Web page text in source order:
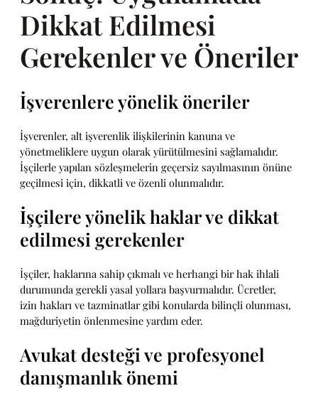
Dikkat Edilmesi
Gerekenler ve Öneriler
İşverenlere yönelik öneriler
İşverenler, alt işverenlik ilişkilerinin kanuna ve
yönetmeliklere uygun olarak yürütülmesini sağlamalıdır.
İşçilerle yapılan sözleşmelerin geçersiz sayılmasının önüne
geçilmesi için, dikkatli ve özenli olunmalıdır.
İşçilere yönelik haklar ve dikkat
edilmesi gerekenler
İşçiler, haklarına sahip çıkmalı ve herhangi bir hak ihlali
durumunda gerekli yasal yollara başvurmalıdır. Ücretler,
izin hakları ve tazminatlar gibi konularda bilinçli olunması,
mağduriyetin önlenmesine yardım eder.
Avukat desteği ve profesyonel
danışmanlık önemi